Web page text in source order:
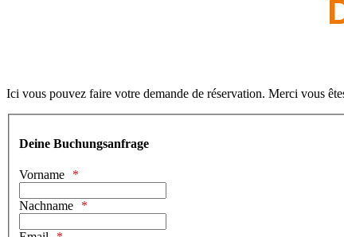
Ici vous pouvez faire votre demande de réservation. Merci vous
Deine Buchungsanfrage
Vorname
Nachname